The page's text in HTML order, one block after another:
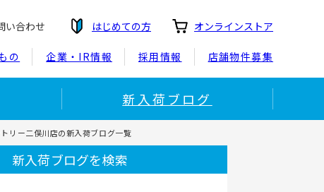
い合わせ はじめての方 オンラインストア
の 企業・IR情報 採用情報 店舗物件募集
新入荷ブログ
トリー二俣川店の新入荷ブログ一覧
新入荷ブログを検索